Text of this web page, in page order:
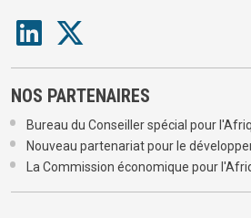
NOS PARTENAIRES
Bureau du Conseiller spécial pour
Nouveau partenariat pour le
La Commission économique pour